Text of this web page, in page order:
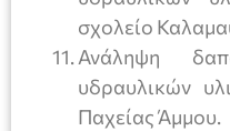
σχολείο
Ανάληψη
υδραυλικών
Παχείας Άμμου.